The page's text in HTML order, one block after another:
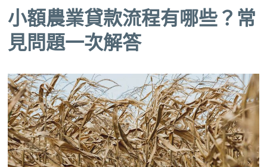
小額農業貸款流程有哪些？常
見問題一次解答